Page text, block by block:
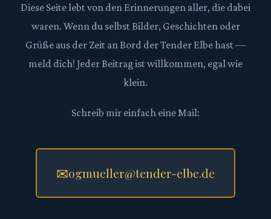
Diese Seite lebt von den Erinnerungen aller, die dabei
waren. Wenn du selbst Bilder, Geschichten oder
Grüße aus der Zeit an Bord der Tender Elbe hast —
meld dich! Jeder Beitrag ist willkommen, egal wie
klein.
Schreib mir einfach eine Mail:
✉ogmueller@tender-elbe.de